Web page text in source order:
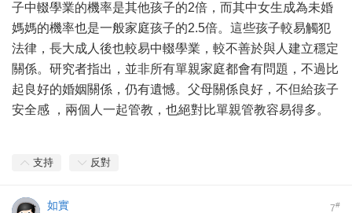
子中輟學業的機率是其他孩子的2倍，而其中女生成為未婚
媽媽的機率也是一般家庭孩子的2.5倍。這些孩子較易觸犯
法律，長大成人後也較易中輟學業，較不善於與人建立穩定
關係。研究者指出，並非所有單親家庭都會有問題，不過比
起良好的婚姻關係，仍有遺憾。父母關係良好，不但給孩子
安全感 ，兩個人一起管教，也絕對比單親管教容易得多。
支持 反對
7#
如實